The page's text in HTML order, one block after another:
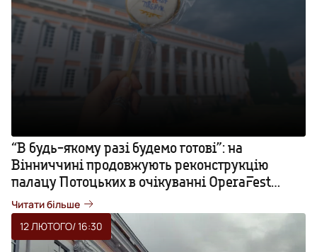
“В будь-якому разі будемо готові”: на
Вінниччині продовжують реконструкцію
палацу Потоцьких в очікуванні OperaFest
Tulchyn
Читати більше
12 ЛЮТОГО/ 16:30